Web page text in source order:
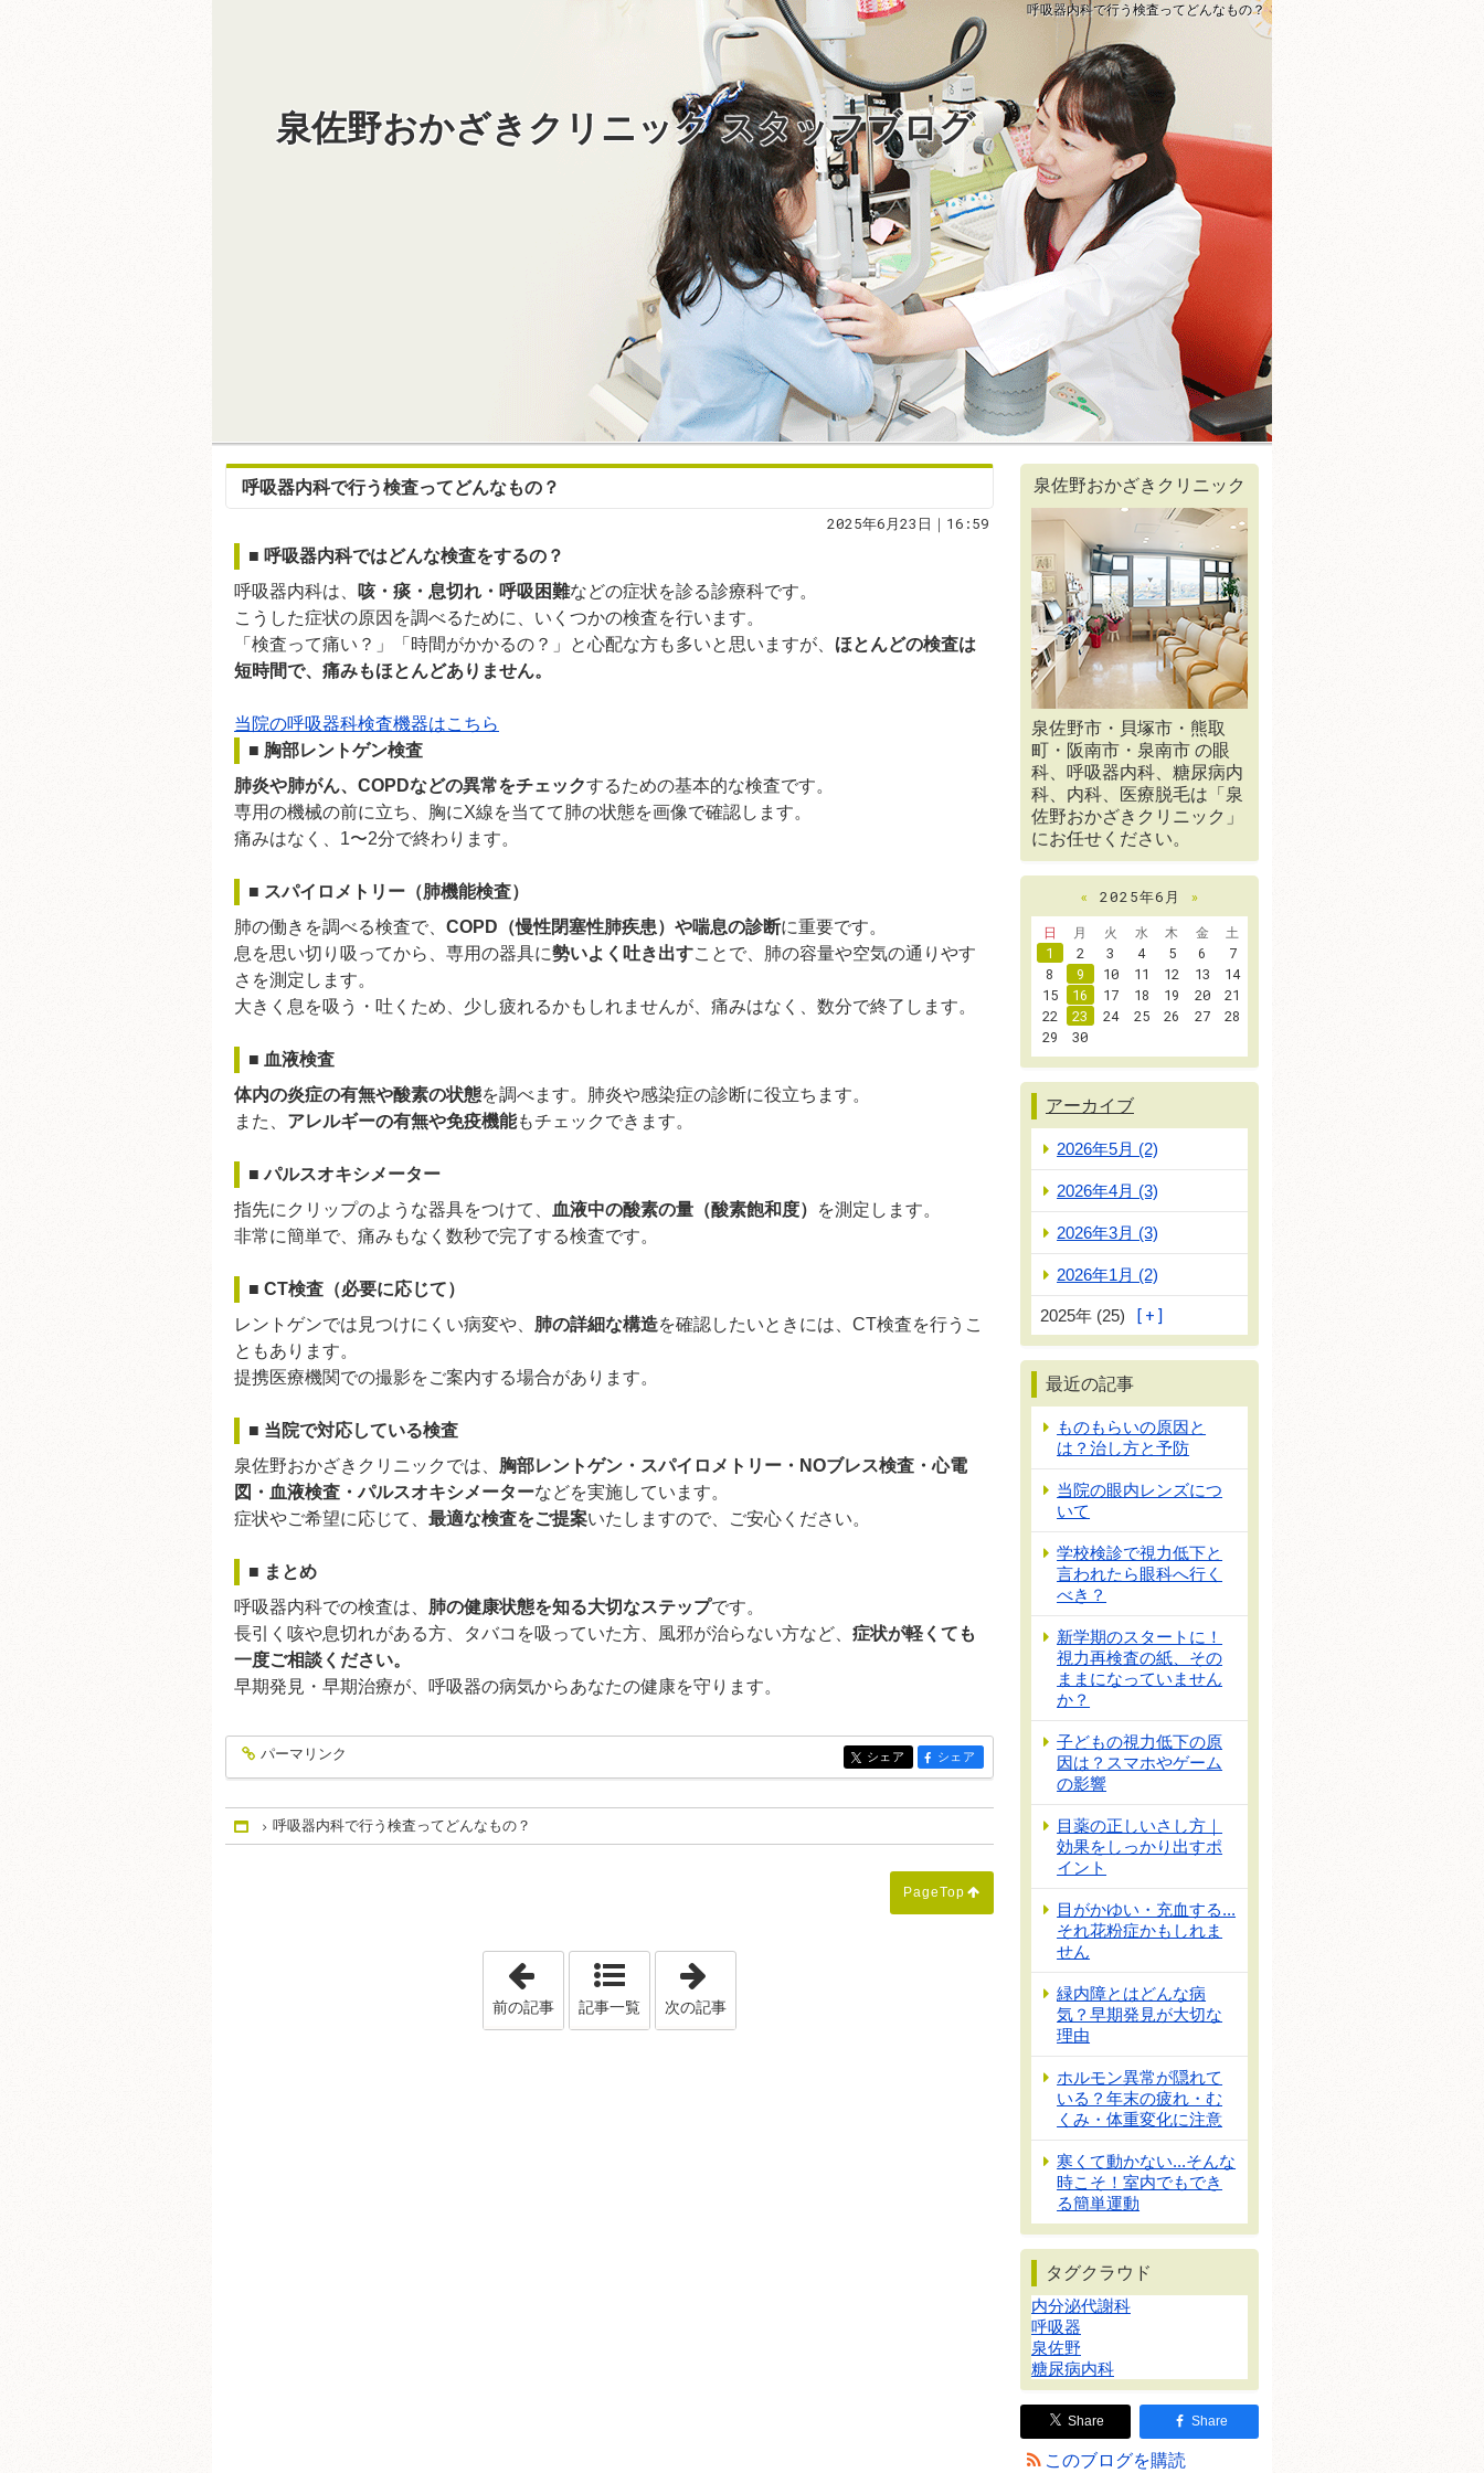
呼吸器内科で行う検査ってどんなもの？
泉佐野おかざきクリニック スタッフブログ
呼吸器内科で行う検査ってどんなもの？
2025年6月23日｜16:59
■ 呼吸器内科ではどんな検査をするの？
呼吸器内科は、
咳・痰・息切れ・呼吸困難などの症状を診る診療科です。
こうした症状の原因を調べるために、いくつかの検査を行います。
「検査って痛い？」「時間がかかるの？」と心配な方も多いと思いますが、 ほとんどの検査は
短時間で、痛みもほとんどありません。
当院の呼吸器科検査機器はこちら
■ 胸部レントゲン検査
肺炎や肺がん、COPDなどの異常をチェックするための基本的な検査です。
専用の機械の前に立ち、胸にX線を当てて肺の状態を画像で確認します。
痛みはなく、1〜2分で終わります。
■ スパイロメトリー（肺機能検査）
肺の働きを調べる検査で、 COPD（慢性閉塞性肺疾患）や喘息の診断に重要です。
息を思い切り吸ってから、専用の器具に勢いよく吐き出すことで、肺の容量や空気の通りやす
さを測定します。
大きく息を吸う・吐くため、少し疲れるかもしれませんが、痛みはなく、数分で終了します。
■ 血液検査
体内の炎症の有無や酸素の状態を調べます。肺炎や感染症の診断に役立ちます。
また、 アレルギーの有無や免疫機能もチェックできます。
■ パルスオキシメーター
指先にクリップのような器具をつけて、
血液中の酸素の量（酸素飽和度）
を測定します。
非常に簡単で、痛みもなく数秒で完了する検査です。
■ CT検査（必要に応じて）
レントゲンでは見つけにくい病変や、 肺の詳細な構造を確認したいときには、CT検査を行うこ
ともあります。
提携医療機関での撮影をご案内する場合があります。
■ 当院で対応している検査
泉佐野おかざきクリニックでは、 胸部レントゲン・スパイロメトリー・NOブレス検査・心電
図・血液検査・パルスオキシメーターなどを実施しています。
症状やご希望に応じて、 最適な検査をご提案いたしますので、ご安心ください。
■ まとめ
呼吸器内科での検査は、 肺の健康状態を知る大切なステップです。
長引く咳や息切れがある方、タバコを吸っていた方、風邪が治らない方など、 症状が軽くても
一度ご相談ください。
早期発見・早期治療が、呼吸器の病気からあなたの健康を守ります。
entry296
パーマリンク entry296
シェア entry296
シェア
Home
呼吸器内科で行う検査ってどんなもの？
PageTop
「健康診断で『血糖値高め』と言われたら？最初に知っておくべきこと」
前の記事 記事一覧
「「咳が２週間以上続いていませんか？」～長引く咳の原因と対処法～」
次の記事
泉佐野おかざきクリニック
泉佐野市・貝塚市・熊取
町・阪南市・泉南市 の眼
科、呼吸器内科、糖尿病内
科、内科、医療脱毛は「泉
佐野おかざきクリニック」
にお任せください。
« 2025年6月
»
日
月 火 水 木 金
土
1
2 3 4 5 6
7
8
9 10 11 12 13
14
15
16 17 18 19 20
21
22
23 24 25 26 27
28
29
30
アーカイブ
2026年5月 (2)
2026年4月 (3)
2026年3月 (3)
2026年1月 (2)
2025年 (25)
最近の記事
ものもらいの原因と
は？治し方と予防
当院の眼内レンズにつ
いて
学校検診で視力低下と
言われたら眼科へ行く
べき？
新学期のスタートに！
視力再検査の紙、その
ままになっていません
か？
子どもの視力低下の原
因は？スマホやゲーム
の影響
目薬の正しいさし方｜
効果をしっかり出すポ
イント
目がかゆい・充血する...
それ花粉症かもしれま
せん
緑内障とはどんな病
気？早期発見が大切な
理由
ホルモン異常が隠れて
いる？年末の疲れ・む
くみ・体重変化に注意
寒くて動かない...そんな
時こそ！室内でもでき
る簡単運動
タグクラウド
内分泌代謝科
呼吸器
泉佐野
糖尿病内科
Share Share
このブログを購読